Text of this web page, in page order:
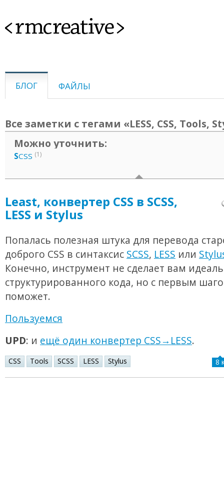
<rmcreative>
БЛОГ ФАЙЛЫ
Все заметки с тегами «LESS, CSS, Tools,
Можно уточнить:
SCSS (1)
Least, конвертер CSS в SCSS,
LESS и Stylus
Попалась полезная штука для перевода
доброго CSS в синтаксис SCSS, LESS или
Конечно, инструмент не сделает вам
структурированного кода, но с первым
поможет.
Пользуемся
UPD: и ещё один конвертер CSS→LESS.
CSS Tools SCSS LESS Stylus 8